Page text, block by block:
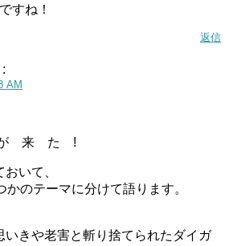
すね！
返信
AM
来 た !
いて、
のテーマに分けて語ります。
いきや老害と斬り捨てられたダイガ